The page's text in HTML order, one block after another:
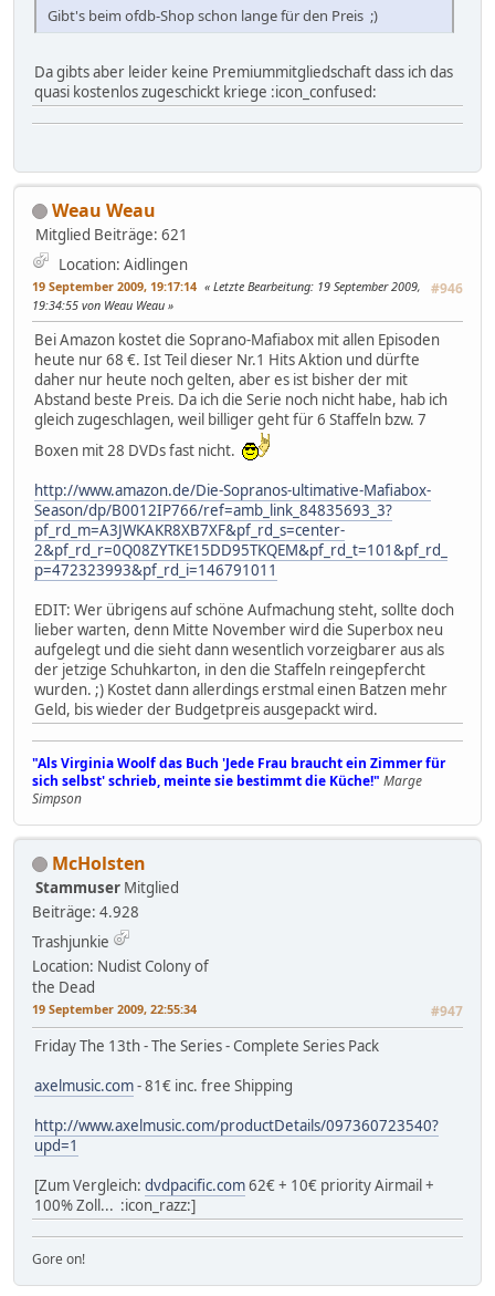
Gibt's beim ofdb-Shop schon lange für den Preis ;)
Da gibts aber leider keine Premiummitgliedschaft dass ich das
quasi kostenlos zugeschickt kriege :icon_confused:
Weau Weau
Mitglied Beiträge: 621
Location: Aidlingen
19 September 2009, 19:17:14 #946
Letzte Bearbeitung: 19 September 2009,
19:34:55 von Weau Weau
Bei Amazon kostet die Soprano-Mafiabox mit allen Episoden
heute nur 68 €. Ist Teil dieser Nr.1 Hits Aktion und dürfte
daher nur heute noch gelten, aber es ist bisher der mit
Abstand beste Preis. Da ich die Serie noch nicht habe, hab ich
gleich zugeschlagen, weil billiger geht für 6 Staffeln bzw. 7
Boxen mit 28 DVDs fast nicht.
http://www.amazon.de/Die-Sopranos-ultimative-Mafiabox-
Season/dp/B0012IP766/ref=amb_link_84835693_3?
pf_rd_m=A3JWKAKR8XB7XF&pf_rd_s=center-
2&pf_rd_r=0Q08ZYTKE15DD95TKQEM&pf_rd_t=101&pf_rd_
p=472323993&pf_rd_i=146791011
EDIT: Wer übrigens auf schöne Aufmachung steht, sollte doch
lieber warten, denn Mitte November wird die Superbox neu
aufgelegt und die sieht dann wesentlich vorzeigbarer aus als
der jetzige Schuhkarton, in den die Staffeln reingepfercht
wurden. ;) Kostet dann allerdings erstmal einen Batzen mehr
Geld, bis wieder der Budgetpreis ausgepackt wird.
"Als Virginia Woolf das Buch 'Jede Frau braucht ein Zimmer für
sich selbst' schrieb, meinte sie bestimmt die Küche!" Marge
Simpson
McHolsten
Stammuser Mitglied
Beiträge: 4.928
Trashjunkie
Location: Nudist Colony of
the Dead
19 September 2009, 22:55:34 #947
Friday The 13th - The Series - Complete Series Pack
axelmusic.com- 81€ inc. free Shipping
http://www.axelmusic.com/productDetails/097360723540?
upd=1
[Zum Vergleich: dvdpacific.com62€ + 10€ priority Airmail +
100% Zoll... :icon_razz:]
Gore on!